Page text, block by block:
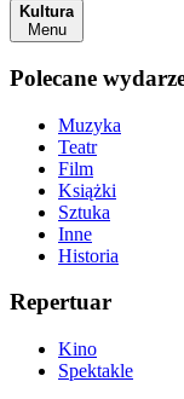
Kultura
Menu
Polecane
Muzyka
Teatr
Film
Książki
Sztuka
Inne
Historia
Repertuar
Kino
Spektakle